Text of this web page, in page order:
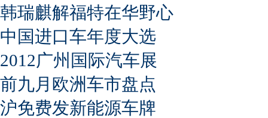
韩瑞麒解福特在华野心
中国进口车年度大选
2012广州国际汽车展
前九月欧洲车市盘点
沪免费发新能源车牌